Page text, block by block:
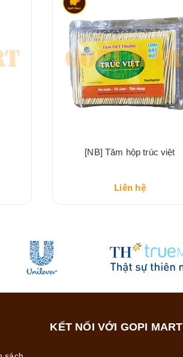
[NB] Tăm hộp trúc việt
Liên hệ
KẾT NỐI VỚI GOPI MART